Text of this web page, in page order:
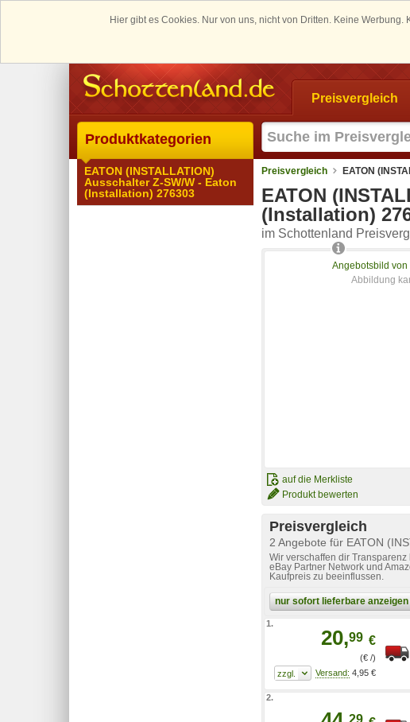
Hier gibt es Cookies. Nur von uns, nicht von Dritten. Keine Werbung.
Preisvergleich
Produktkategorien
EATON (INSTALLATION)
Ausschalter Z-SW/W - Eaton
(Installation) 276303
Preisvergleich EATON
EATON
(Installation)
im Schottenland
Angebotsbild
auf die Merkliste
Produkt bewerten
Preisvergleich
2 Angebote für EATON
Wir verschaffen dir
eBay Partner Network und
Kaufpreis zu beeinflussen.
nur sofort lieferbare anzeigen
1.
20,99 €
(€ /)
4,95 €
2.
29